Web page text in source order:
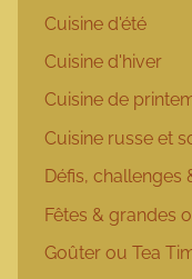
Cuisine d'été
Cuisine d'hiver
Cuisine de
Cuisine russe et
Défis, challenges
Fêtes & grandes
Goûter ou Tea